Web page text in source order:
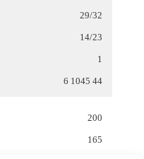
29/32
14/23
1
6 1045 44
200
165